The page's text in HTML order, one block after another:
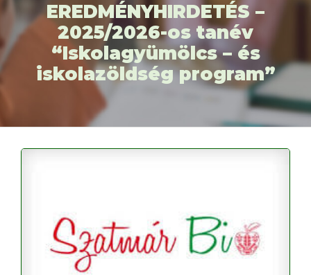
EREDMÉNYHIRDETÉS –
2025/2026-os tanév
“Iskolagyümölcs – és
iskolazöldség program”